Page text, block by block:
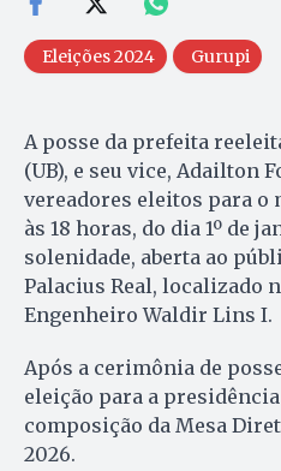
Eleições 2024 Gurupi
A posse da prefeita
(UB), e seu vice, Adailton
vereadores eleitos para o
às 18 horas, do dia 1º de
solenidade, aberta ao
Palacius Real, localizado
Engenheiro Waldir Lins I.
Após a cerimônia de
eleição para a presidência
composição da Mesa
2026.